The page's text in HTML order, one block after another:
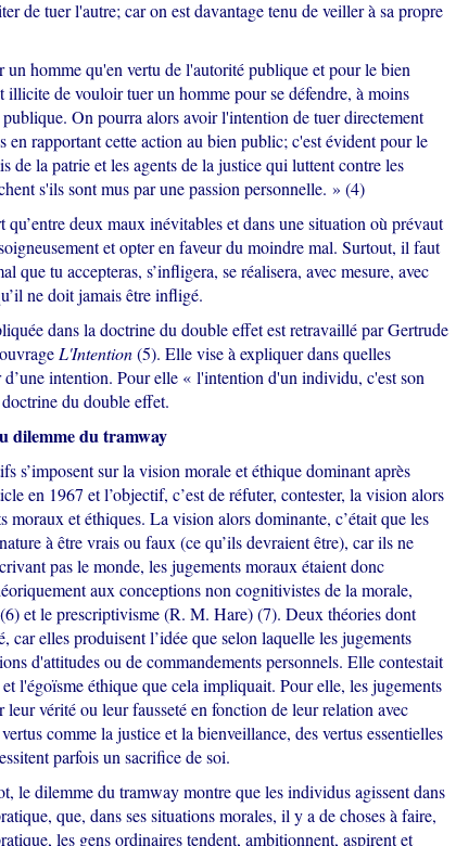
de tuer l'autre; car on est davantage tenu de veiller à sa propre
homme qu'en vertu de l'autorité publique et pour le bien
de vouloir tuer un homme pour se défendre, à moins
On pourra alors avoir l'intention de tuer directement
en rapportant cette action au bien public; c'est évident pour le
de la patrie et les agents de la justice qui luttent contre les
s'ils sont mus par une passion personnelle. » (4)
deux maux inévitables et dans une situation où prévaut
et opter en faveur du moindre mal. Surtout, il faut
que tu accepteras, s’infligera, se réalisera, avec mesure, avec
ne doit jamais être infligé.
dans la doctrine du double effet est retravaillé par Gertrude
L'Intention(5). Elle vise à expliquer dans quelles
intention. Pour elle « l'intention d'un individu, c'est son
du double effet.
dilemme du tramway
s’imposent sur la vision morale et éthique dominant après
en 1967 et l’objectif, c’est de réfuter, contester, la vision alors
moraux et éthiques. La vision alors dominante, c’était que les
à être vrais ou faux (ce qu’ils devraient être), car ils ne
pas le monde, les jugements moraux étaient donc
aux conceptions non cognitivistes de la morale,
et le prescriptivisme (R. M. Hare) (7). Deux théories dont
car elles produisent l’idée que selon laquelle les jugements
d'attitudes ou de commandements personnels. Elle contestait
l'égoïsme éthique que cela impliquait. Pour elle, les jugements
vérité ou leur fausseté en fonction de leur relation avec
comme la justice et la bienveillance, des vertus essentielles
parfois un sacrifice de soi.
le dilemme du tramway montre que les individus agissent dans
que, dans ses situations morales, il y a de choses à faire,
les gens ordinaires tendent, ambitionnent, aspirent et